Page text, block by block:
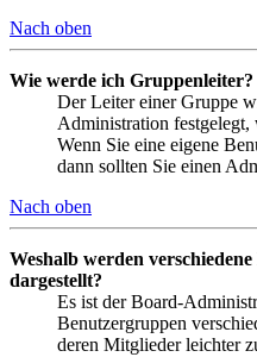
Nach oben
Wie werde ich Gruppenleiter?
Der Leiter einer Gruppe
Administration
Wenn Sie eine eigene
dann sollten Sie einen
Nach oben
Weshalb werden
dargestellt?
Es ist der Board-
Benutzergruppen
deren Mitglieder leichter